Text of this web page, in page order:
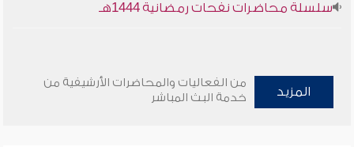
سلسلة محاضرات نفحات رمضانية 1444هـ
المزيد
من الفعاليات والمحاضرات الأرشيفية من
خدمة البث المباشر